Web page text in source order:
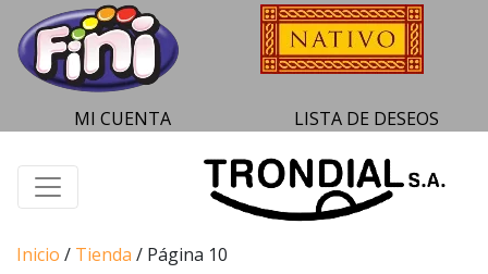
MI CUENTA LISTA DE DESEOS
Inicio / Tienda / Página 10